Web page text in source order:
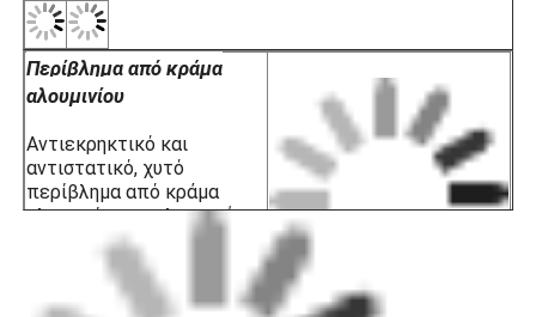
Περίβλημα από κράμα
αλουμινίου
Αντιεκρηκτικό και